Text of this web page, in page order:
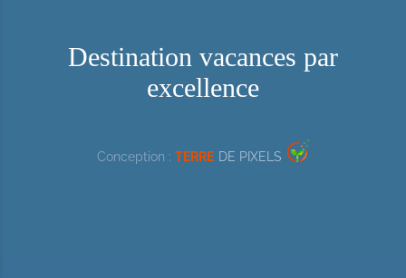
Destination vacances par
excellence
Conception : TERRE DE PIXELS